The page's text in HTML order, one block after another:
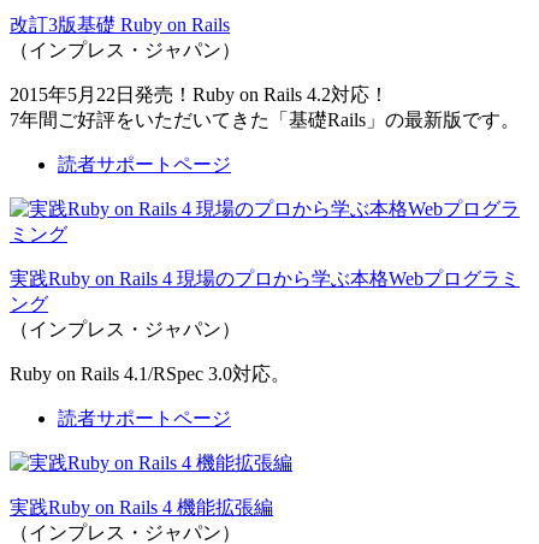
改訂3版基礎 Ruby on Rails
（インプレス・ジャパン）
2015年5月22日発売！Ruby on Rails 4.2対応！
7年間ご好評をいただいてきた「基礎Rails」の最新版です。
読者サポートページ
実践Ruby on Rails 4 現場のプロから学ぶ本格Webプログラミ
ング
（インプレス・ジャパン）
Ruby on Rails 4.1/RSpec 3.0対応。
読者サポートページ
実践Ruby on Rails 4 機能拡張編
（インプレス・ジャパン）